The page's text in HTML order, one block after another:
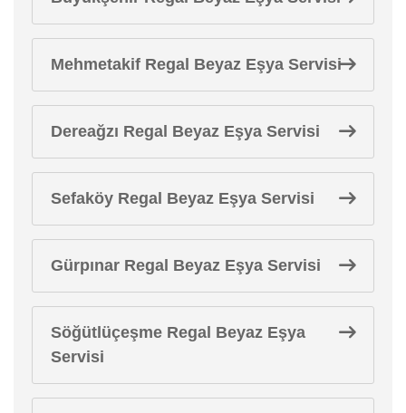
Mehmetakif Regal Beyaz Eşya Servisi
Dereağzı Regal Beyaz Eşya Servisi
Sefaköy Regal Beyaz Eşya Servisi
Gürpınar Regal Beyaz Eşya Servisi
Söğütlüçeşme Regal Beyaz Eşya
Servisi